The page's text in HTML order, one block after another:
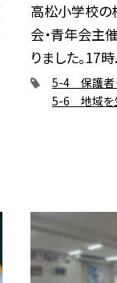
高松小学校の
会・青年会主
りました。17
5-4 保護者
5-6 地域を